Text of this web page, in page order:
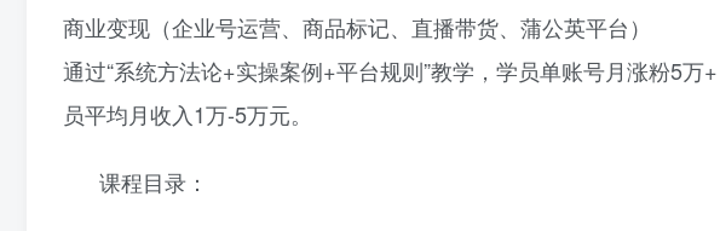
商业变现（企业号运营、商品标记、直播带货、蒲公英平台）
通过“系统方法论+实操案例+平台规则”教学，学员单账号月涨粉5
员平均月收入1万-5万元。
课程目录：